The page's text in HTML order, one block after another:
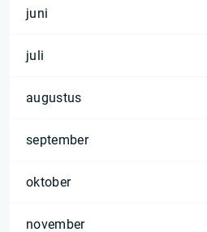
juni
juli
augustus
september
oktober
november